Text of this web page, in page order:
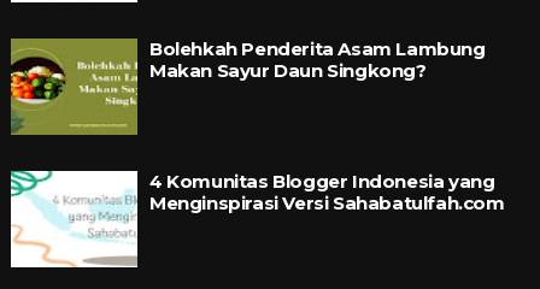
Bolehkah Penderita Asam Lambung
Makan Sayur Daun Singkong?
4 Komunitas Blogger Indonesia yang
Menginspirasi Versi Sahabatulfah.com